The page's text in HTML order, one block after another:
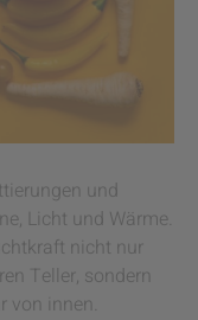
und
Licht und Wärme.
nicht nur
Teller, sondern
innen.